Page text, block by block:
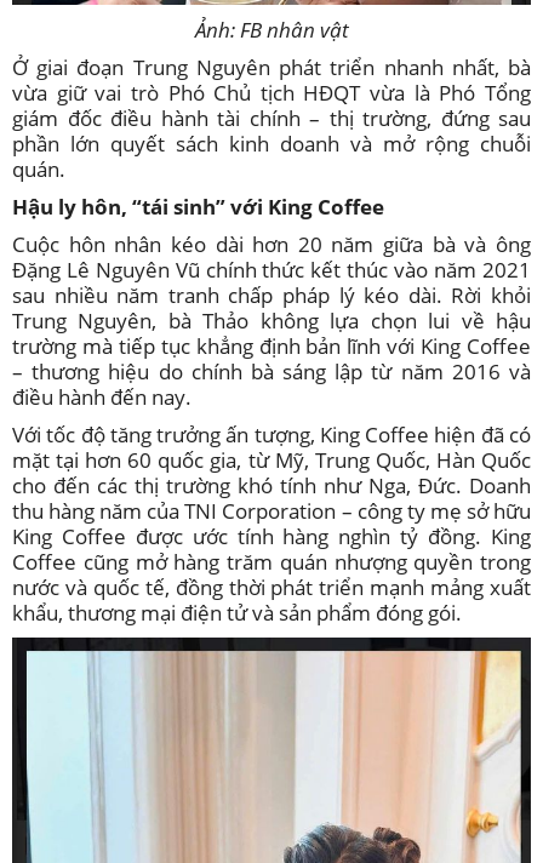
Ảnh: FB nhân vật
Ở giai đoạn Trung Nguyên phát triển nhanh nhất, bà
vừa giữ vai trò Phó Chủ tịch HĐQT vừa là Phó Tổng
giám đốc điều hành tài chính – thị trường, đứng sau
phần lớn quyết sách kinh doanh và mở rộng chuỗi
quán.
Hậu ly hôn, “tái sinh” với King Coffee
Cuộc hôn nhân kéo dài hơn 20 năm giữa bà và ông
Đặng Lê Nguyên Vũ chính thức kết thúc vào năm 2021
sau nhiều năm tranh chấp pháp lý kéo dài. Rời khỏi
Trung Nguyên, bà Thảo không lựa chọn lui về hậu
trường mà tiếp tục khẳng định bản lĩnh với King Coffee
– thương hiệu do chính bà sáng lập từ năm 2016 và
điều hành đến nay.
Với tốc độ tăng trưởng ấn tượng, King Coffee hiện đã có
mặt tại hơn 60 quốc gia, từ Mỹ, Trung Quốc, Hàn Quốc
cho đến các thị trường khó tính như Nga, Đức. Doanh
thu hàng năm của TNI Corporation – công ty mẹ sở hữu
King Coffee được ước tính hàng nghìn tỷ đồng. King
Coffee cũng mở hàng trăm quán nhượng quyền trong
nước và quốc tế, đồng thời phát triển mạnh mảng xuất
khẩu, thương mại điện tử và sản phẩm đóng gói.